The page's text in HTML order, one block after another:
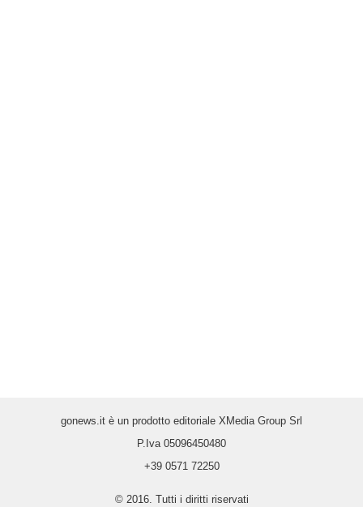
gonews.it è un prodotto editoriale XMedia Group Srl
P.Iva 05096450480
+39 0571 72250
© 2016. Tutti i diritti riservati